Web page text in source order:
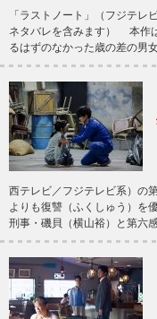
「ラストノート」（フジテレ
ネタバレを含みます） 本作
るはずのなかった歳の差の男
西テレビ／フジテレビ系）
よりも復讐（ふくしゅう）を
刑事・磯貝（横山裕）と第六